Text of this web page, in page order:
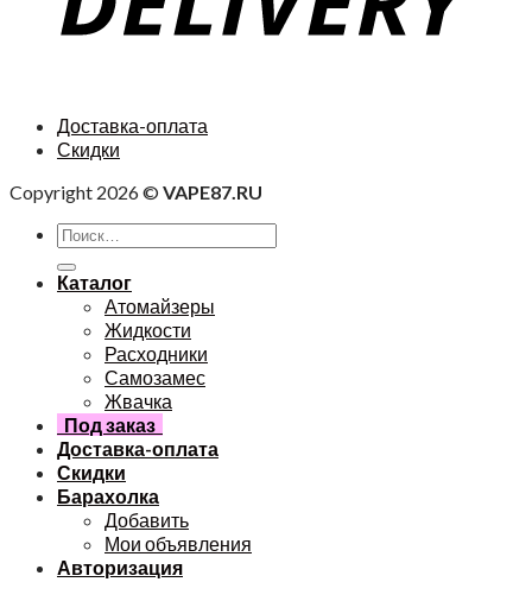
Доставка-оплата
Скидки
Copyright 2026 © VAPE87.RU
Каталог
Атомайзеры
Жидкости
Расходники
Самозамес
Жвачка
Под заказ
Доставка-оплата
Скидки
Барахолка
Добавить
Мои объявления
Авторизация